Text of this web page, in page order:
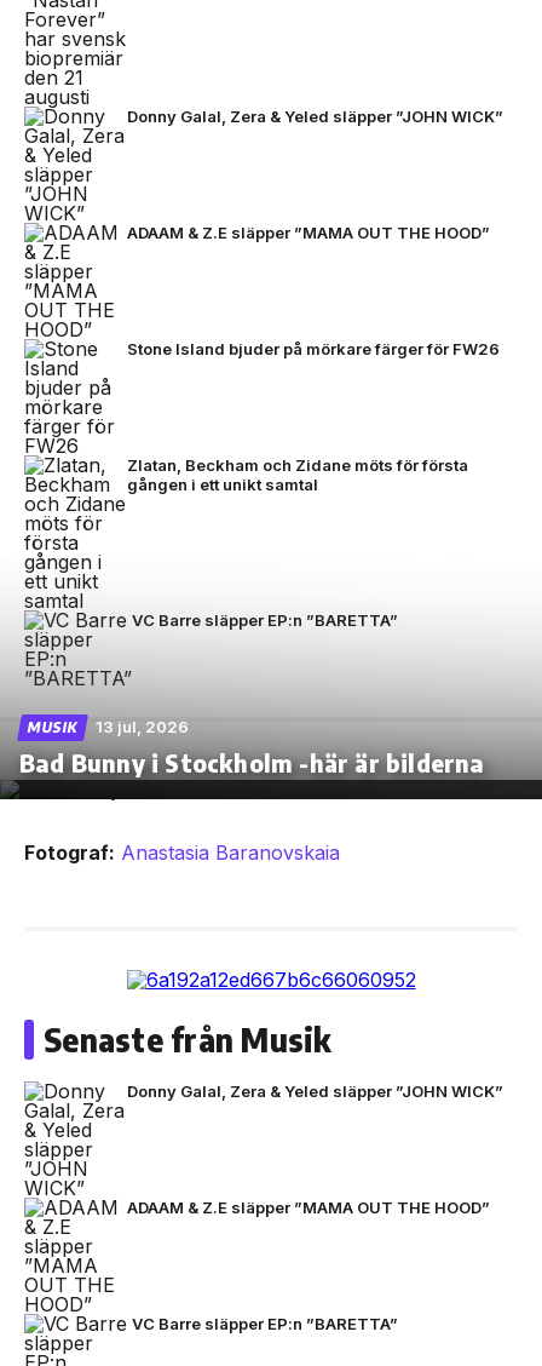
Donny Galal, Zera & Yeled släpper ”JOHN WICK”
ADAAM & Z.E släpper ”MAMA OUT THE HOOD”
Stone Island bjuder på mörkare färger för FW26
Zlatan, Beckham och Zidane möts för första
gången i ett unikt samtal
VC Barre släpper EP:n ”BARETTA”
MUSIK 13 jul, 2026
Bad Bunny i Stockholm -här är bilderna
Fotograf: Anastasia Baranovskaia
Senaste från Musik
Donny Galal, Zera & Yeled släpper ”JOHN WICK”
ADAAM & Z.E släpper ”MAMA OUT THE HOOD”
VC Barre släpper EP:n ”BARETTA”